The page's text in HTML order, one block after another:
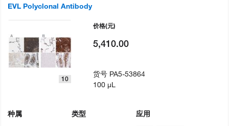
EVL Polyclonal Antibody
10
种属
类型
应用
价格(元)
5,410.00
货号 PA5-53864
100 µL